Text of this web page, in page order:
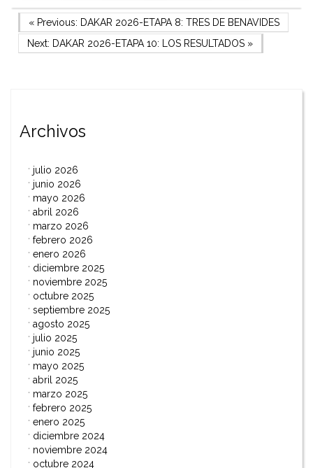
Navegación
de
Previous Post
« Previous: DAKAR 2026-ETAPA 8: TRES DE BENAVIDES
Next Post
Next: DAKAR 2026-ETAPA 10: LOS RESULTADOS»
Archivos
julio 2026
junio 2026
mayo 2026
abril 2026
marzo 2026
febrero 2026
enero 2026
diciembre 2025
noviembre 2025
octubre 2025
septiembre 2025
agosto 2025
julio 2025
junio 2025
mayo 2025
abril 2025
marzo 2025
febrero 2025
enero 2025
diciembre 2024
noviembre 2024
octubre 2024